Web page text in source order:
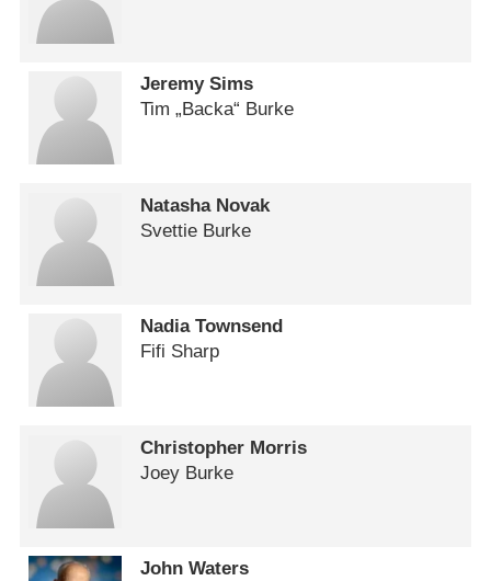
Jeremy Sims
Tim „Backa“ Burke
Natasha Novak
Svettie Burke
Nadia Townsend
Fifi Sharp
Christopher Morris
Joey Burke
John Waters